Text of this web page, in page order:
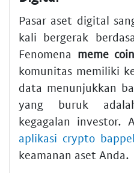
Pasar aset digital
kali bergerak
Fenomena meme coin
komunitas memiliki
data menunjukkan
yang buruk
kegagalan investor.
aplikasi crypto
keamanan aset Anda.